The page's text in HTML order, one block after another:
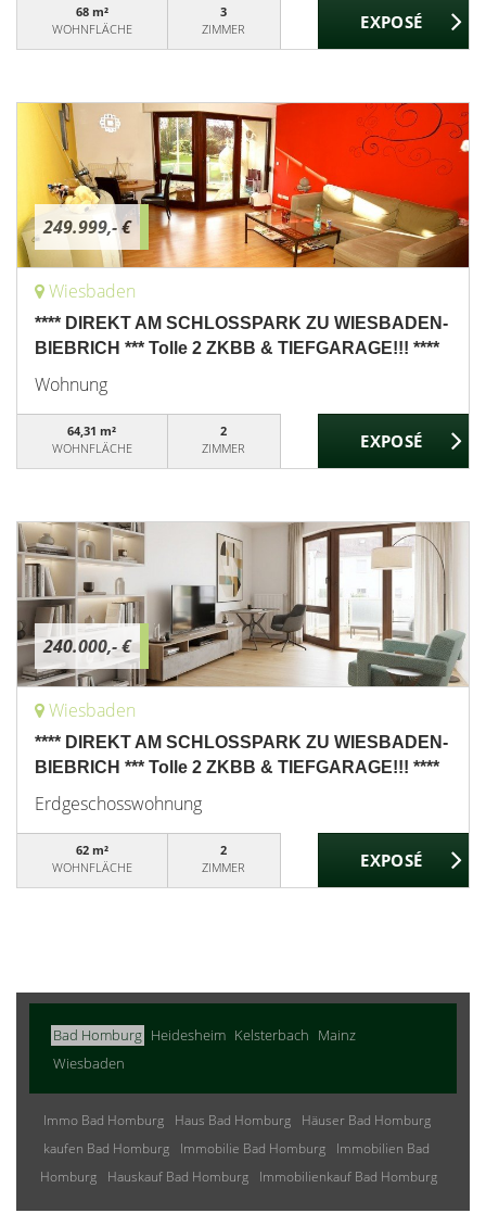
68 m²
WOHNFLÄCHE
3
ZIMMER
249.999,- €
Wiesbaden
**** DIREKT AM SCHLOSSPARK ZU WIESBADEN-
BIEBRICH *** Tolle 2 ZKBB & TIEFGARAGE!!! ****
Wohnung
64,31 m²
WOHNFLÄCHE
2
ZIMMER
240.000,- €
Wiesbaden
**** DIREKT AM SCHLOSSPARK ZU WIESBADEN-
BIEBRICH *** Tolle 2 ZKBB & TIEFGARAGE!!! ****
Erdgeschosswohnung
62 m²
WOHNFLÄCHE
2
ZIMMER
Bad Homburg Heidesheim Kelsterbach Mainz
Wiesbaden
Immo Bad Homburg Haus Bad Homburg
Häuser Bad Homburg
kaufen Bad Homburg
Immobilie Bad Homburg
Immobilien Bad
Homburg
Hauskauf Bad Homburg Immobilienkauf Bad Homburg